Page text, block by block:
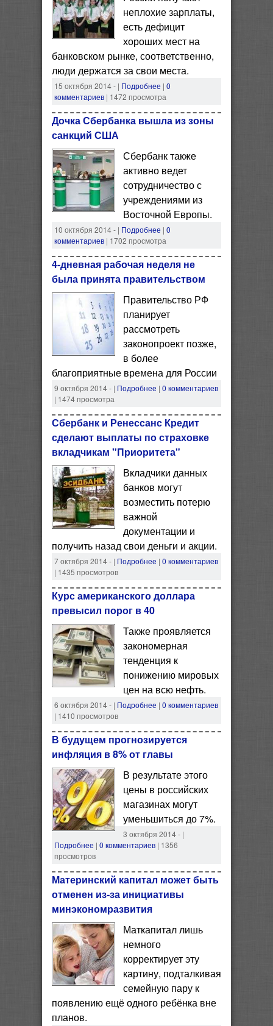
неплохие зарплаты,
есть дефицит
хороших мест на
банковском рынке, соответственно,
люди держатся за свои места.
15 октября 2014 - | Подробнее | 0
комментариев | 1472 просмотра
Дочка Сбербанка вышла из зоны
санкций США
Сбербанк также
активно ведет
сотрудничество с
учреждениями из
Восточной Европы.
10 октября 2014 - | Подробнее | 0
комментариев | 1702 просмотра
4-дневная рабочая неделя не
была принята правительством
Правительство РФ
планирует
рассмотреть
законопроект позже,
в более
благоприятные времена для России
9 октября 2014 - | Подробнее | 0 комментариев
| 1474 просмотра
Сбербанк и Ренессанс Кредит
сделают выплаты по страховке
вкладчикам "Приоритета"
Вкладчики данных
банков могут
возместить потерю
важной
документации и
получить назад свои деньги и акции.
7 октября 2014 - | Подробнее | 0 комментариев
| 1435 просмотров
Курс американского доллара
превысил порог в 40
Также проявляется
закономерная
тенденция к
понижению мировых
цен на всю нефть.
6 октября 2014 - | Подробнее | 0 комментариев
| 1410 просмотров
В будущем прогнозируется
инфляция в 8% от главы
В результате этого
цены в российских
магазинах могут
уменьшиться до 7%.
3 октября 2014 - |
Подробнее | 0 комментариев | 1356
просмотров
Материнский капитал может быть
отменен из-за инициативы
минэкономразвития
Маткапитал лишь
немного
корректирует эту
картину, подталкивая
семейную пару к
появлению ещё одного ребёнка вне
планов.